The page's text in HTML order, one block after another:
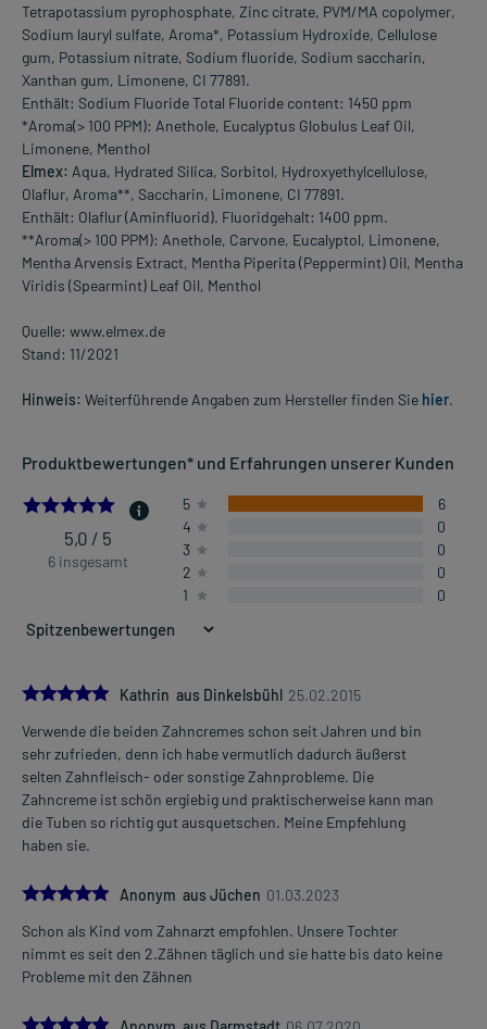
Tetrapotassium pyrophosphate, Zinc citrate, PVM/MA copolymer,
Sodium lauryl sulfate, Aroma*, Potassium Hydroxide, Cellulose
gum, Potassium nitrate, Sodium fluoride, Sodium saccharin,
Xanthan gum, Limonene, CI 77891.
Enthält: Sodium Fluoride Total Fluoride content: 1450 ppm
*Aroma(> 100 PPM): Anethole, Eucalyptus Globulus Leaf Oil,
Limonene, Menthol
Elmex: Aqua, Hydrated Silica, Sorbitol, Hydroxyethylcellulose,
Olaflur, Aroma**, Saccharin, Limonene, CI 77891.
Enthält: Olaflur (Aminfluorid). Fluoridgehalt: 1400 ppm.
**Aroma(> 100 PPM): Anethole, Carvone, Eucalyptol, Limonene,
Mentha Arvensis Extract, Mentha Piperita (Peppermint) Oil, Mentha
Viridis (Spearmint) Leaf Oil, Menthol
Quelle: www.elmex.de
Stand: 11/2021
Hinweis: Weiterführende Angaben zum Hersteller finden Sie hier.
Produktbewertungen* und Erfahrungen unserer Kunden
5.0
5,0 / 5
6 insgesamt
5
6
4
0
3
0
2
0
1
0
5.0
Kathrin aus Dinkelsbühl 25.02.2015
Verwende die beiden Zahncremes schon seit Jahren und bin
sehr zufrieden, denn ich habe vermutlich dadurch äußerst
selten Zahnfleisch- oder sonstige Zahnprobleme. Die
Zahncreme ist schön ergiebig und praktischerweise kann man
die Tuben so richtig gut ausquetschen. Meine Empfehlung
haben sie.
5.0Anonym aus Jüchen 01.03.2023
Schon als Kind vom Zahnarzt empfohlen. Unsere Tochter
nimmt es seit den 2.Zähnen täglich und sie hatte bis dato keine
Probleme mit den Zähnen
5.0